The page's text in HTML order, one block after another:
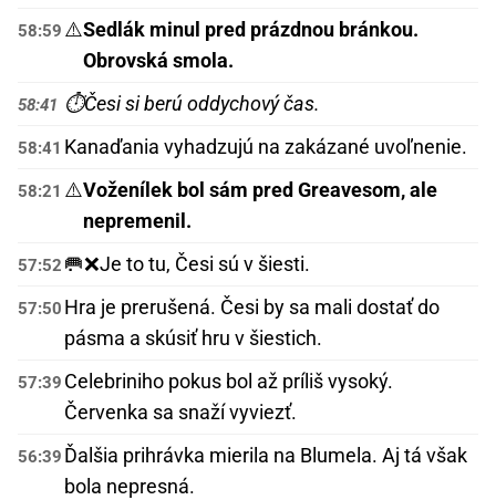
58:59 ⚠️Sedlák minul pred prázdnou bránkou.
Obrovská smola.
58:41 ⏱️Česi si berú oddychový čas.
58:41 Kanaďania vyhadzujú na zakázané uvoľnenie.
58:21 ⚠️Voženílek bol sám pred Greavesom, ale
nepremenil.
57:52 🥅❌Je to tu, Česi sú v šiesti.
57:50 Hra je prerušená. Česi by sa mali dostať do
pásma a skúsiť hru v šiestich.
57:39 Celebriniho pokus bol až príliš vysoký.
Červenka sa snaží vyviezť.
56:39 Ďalšia prihrávka mierila na Blumela. Aj tá však
bola nepresná.